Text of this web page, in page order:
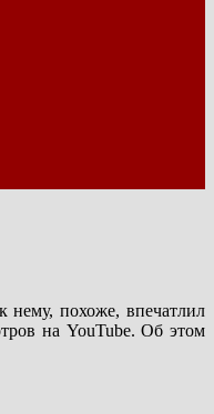
нему, похоже, впечатлил
на YouTube. Об этом